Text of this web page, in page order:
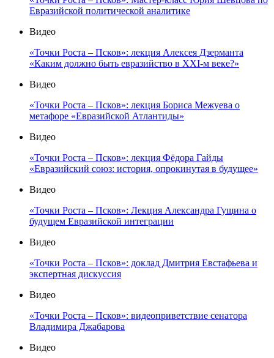
Евразийской политической аналитике
Видео
«Точки Роста – Псков»: лекция Алексея Дзерманта
«Каким должно быть евразийство в XXI-м веке?»
Видео
«Точки Роста – Псков»: лекция Бориса Межуева о
метафоре «Евразийской Атлантиды»
Видео
«Точки Роста – Псков»: лекция Фёдора Гайды
«Евразийский союз: история, опрокинутая в будущее»
Видео
«Точки Роста – Псков»: Лекция Александра Гущина о
будущем Евразийской интеграции
Видео
«Точки Роста – Псков»: доклад Дмитрия Евстафьева и
экспертная дискуссия
Видео
«Точки Роста – Псков»: видеоприветствие сенатора
Владимира Джабарова
Видео